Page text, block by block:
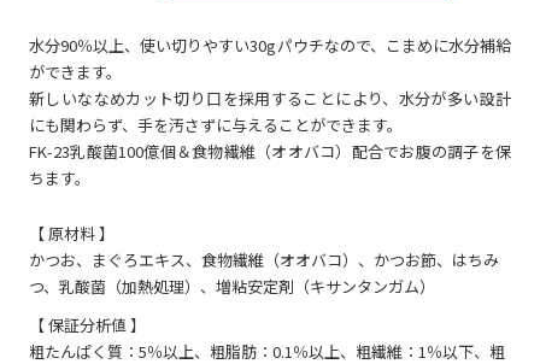
水分90％以上、使い切りやすい30gパウチなので、こまめに水分補給
ができます。
新しいななめカット切り口を採用することにより、水分が多い設計
にも関わらず、手を汚さずに与えることができます。
FK-23乳酸菌100億個＆食物繊維（オオバコ）配合でお腹の調子を保
ちます。
【 原材料 】
かつお、まぐろエキス、食物繊維（オオバコ）、かつお節、はちみ
つ、乳酸菌（加熱処理）、増粘安定剤（キサンタンガム）
【 保証分析値 】
粗たんぱく質：5％以上、粗脂肪：0.1％以上、粗繊維：1％以下、粗